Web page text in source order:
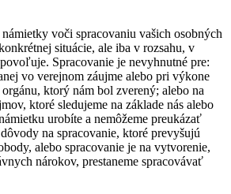
voči spracovaniu vašich osobných
situácie, ale iba v rozsahu, v
Spracovanie je nevyhnutné pre:
vo verejnom záujme alebo pri výkone
ktorý nám bol zverený; alebo na
ktoré sledujeme na základe nás alebo
urobíte a nemôžeme preukázať
na spracovanie, ktoré prevyšujú
alebo spracovanie je na vytvorenie,
nárokov, prestaneme spracovávať